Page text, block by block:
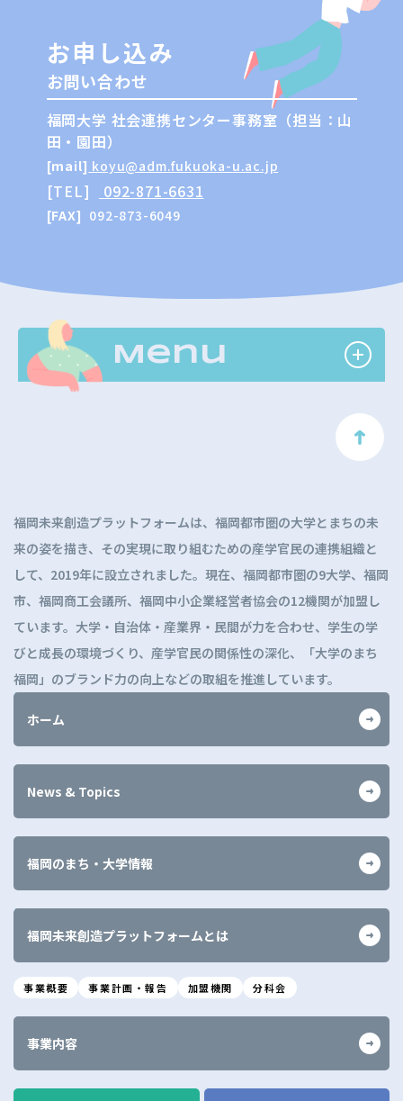
お申し込み
お問い合わせ
福岡大学 社会連携センター事務室（担当：山
田・園田）
[mail] koyu@adm.fukuoka-u.ac.jp
[TEL] 092-871-6631
[FAX] 092-873-6049
Menu
福岡未来創造プラットフォームは、福岡都市圏の大学とまちの未
来の姿を描き、その実現に取り組むための産学官民の連携組織と
して、2019年に設立されました。現在、福岡都市圏の9大学、福岡
市、福岡商工会議所、福岡中小企業経営者協会の12機関が加盟し
ています。大学・自治体・産業界・民間が力を合わせ、学生の学
びと成長の環境づくり、産学官民の関係性の深化、「大学のまち
福岡」のブランド力の向上などの取組を推進しています。
ホーム
News & Topics
福岡のまち・大学情報
福岡未来創造プラットフォームとは
事業概要 事業計画・報告 加盟機関 分科会
事業内容
ト
に
戻
る